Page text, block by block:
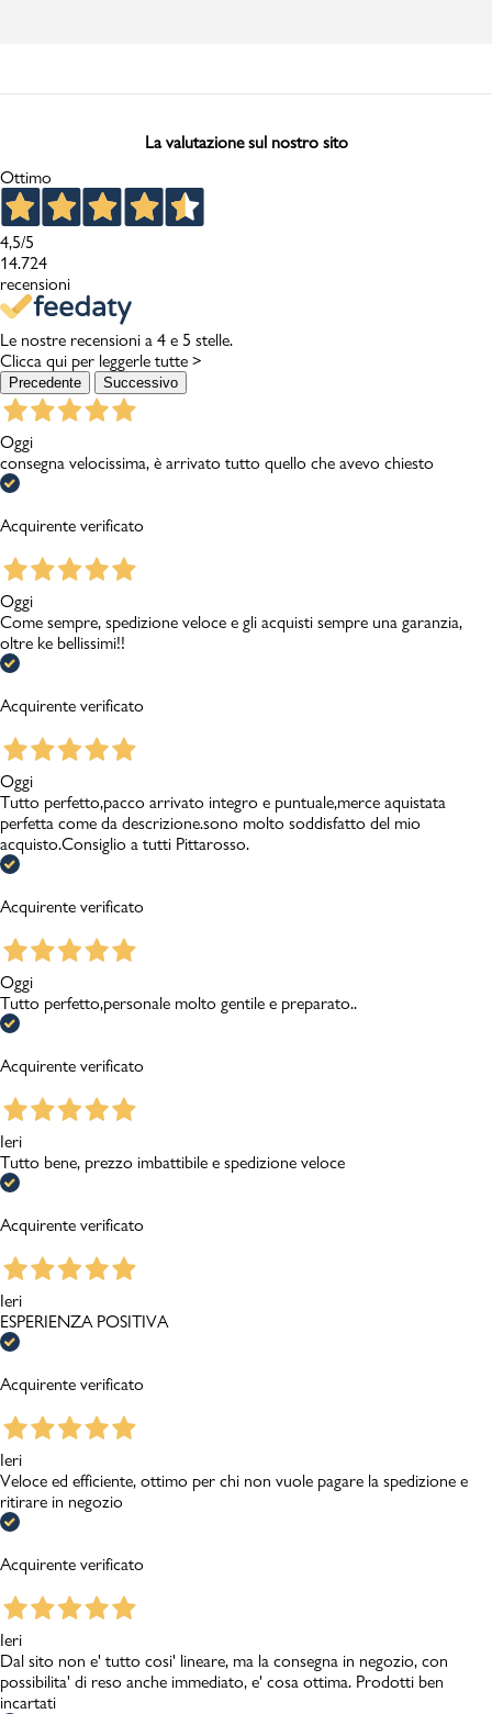
La valutazione sul nostro sito
Ottimo
4,5/5
14.724
recensioni
Le nostre recensioni a 4 e 5 stelle.
Clicca qui per leggerle tutte >
Precedente Successivo
Oggi
consegna velocissima, è arrivato tutto quello che avevo chiesto
Acquirente verificato
Oggi
Come sempre, spedizione veloce e gli acquisti sempre una garanzia,
oltre ke bellissimi!!
Acquirente verificato
Oggi
Tutto perfetto,pacco arrivato integro e puntuale,merce aquistata
perfetta come da descrizione.sono molto soddisfatto del mio
acquisto.Consiglio a tutti Pittarosso.
Acquirente verificato
Oggi
Tutto perfetto,personale molto gentile e preparato..
Acquirente verificato
Ieri
Tutto bene, prezzo imbattibile e spedizione veloce
Acquirente verificato
Ieri
ESPERIENZA POSITIVA
Acquirente verificato
Ieri
Veloce ed efficiente, ottimo per chi non vuole pagare la spedizione e
ritirare in negozio
Acquirente verificato
Ieri
Dal sito non e' tutto cosi' lineare, ma la consegna in negozio, con
possibilita' di reso anche immediato, e' cosa ottima. Prodotti ben
incartati